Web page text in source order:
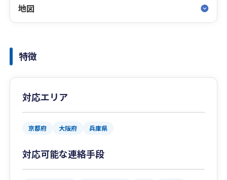
地図
特徴
対応エリア
京都府 大阪府 兵庫県
対応可能な連絡手段